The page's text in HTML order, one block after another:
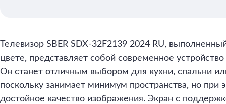
Телевизор SBER SDX-32F2139 2024 RU,
цвете, представляет собой современное
Он станет отличным выбором для кухни, спальни
поскольку занимает минимум пространства, но при
достойное качество изображения. Экран с